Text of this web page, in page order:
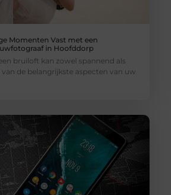
Momenten Vast met een
in Hoofddorp
bruiloft kan zowel spannend als
van de belangrijkste aspecten van uw